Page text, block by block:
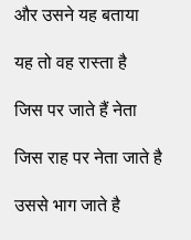
और उसने यह बताया
यह तो वह रास्ता है
जिस पर जाते हैं नेता
जिस राह पर नेता जाते है
उससे भाग जाते है